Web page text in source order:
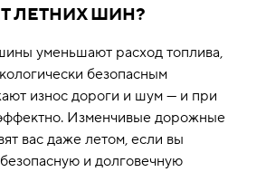
ЛЕТНИХ ШИН?
уменьшают расход топлива,
безопасным
износ дороги и шум — и при
Изменчивые дорожные
вас даже летом, если вы
и долговечную